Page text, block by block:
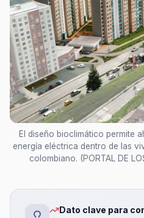
El diseño bioclimático permite
energía eléctrica dentro de las
colombiano. (PORTAL DE
Dato clave para